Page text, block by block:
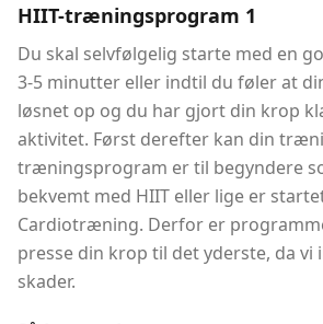
HIIT-træningsprogram 1
Du skal selvfølgelig starte med en
3-5 minutter eller indtil du føler at
løsnet op og du har gjort din krop
aktivitet. Først derefter kan din
træningsprogram er til begyndere
bekvemt med HIIT eller lige er
Cardiotræning. Derfor er
presse din krop til det yderste, da vi
skader.